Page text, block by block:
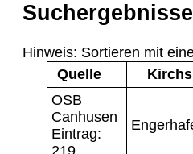
Suchergebnisse
Hinweis: Sortieren mit
Quelle
OSB
Canhusen
Eintrag:
219